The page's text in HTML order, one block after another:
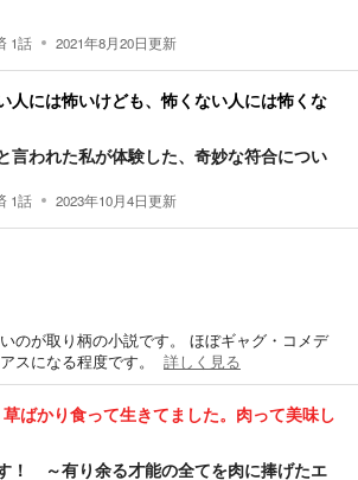
1話 2021年8月20日更新
人には怖いけども、怖くない人には怖くな
言われた私が体験した、奇妙な符合につい
1話 2023年10月4日更新
のが取り柄の小説です。 ほぼギャグ・コメデ
スになる程度です。
詳しく見る
ばかり食って生きてました。肉って美味し
！ ～有り余る才能の全てを肉に捧げたエ